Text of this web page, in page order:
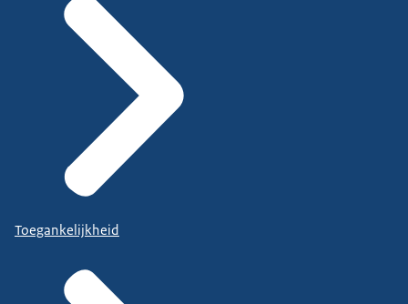
Toegankelijkheid